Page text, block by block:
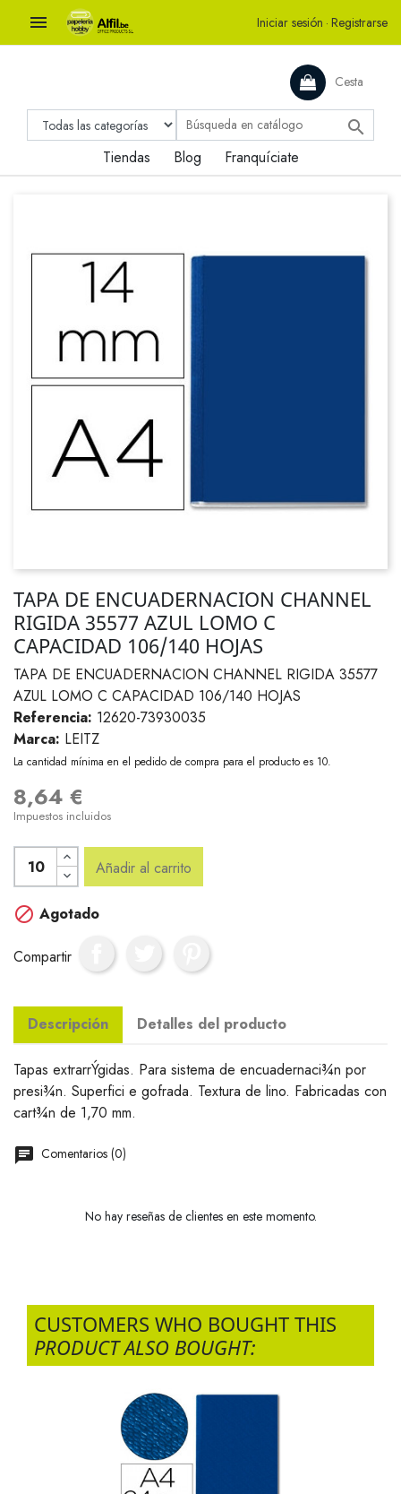
 Iniciar sesión · Registrarse
Cesta

Tiendas Blog Franquíciate
TAPA DE ENCUADERNACION CHANNEL
RIGIDA 35577 AZUL LOMO C
CAPACIDAD 106/140 HOJAS
TAPA DE ENCUADERNACION CHANNEL RIGIDA 35577
AZUL LOMO C CAPACIDAD 106/140 HOJAS
Referencia: 12620-73930035
Marca: LEITZ
La cantidad mínima en el pedido de compra para el producto es 10.
8,64 €
Impuestos incluidos
Añadir al carrito
 Agotado
Compartir
Descripción Detalles del producto
Tapas extrarrÝgidas. Para sistema de encuadernaci¾n por
presi¾n. Superfici e gofrada. Textura de lino. Fabricadas con
cart¾n de 1,70 mm.
Comentarios (0)
No hay reseñas de clientes en este momento.
CUSTOMERS WHO BOUGHT THIS
PRODUCT ALSO BOUGHT: